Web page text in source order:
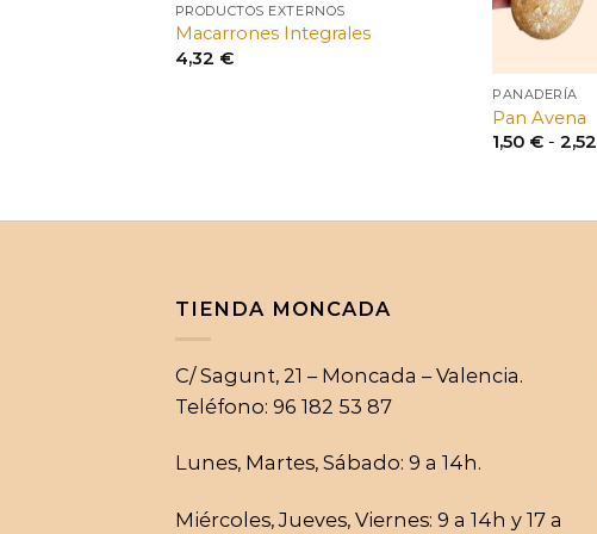
PRODUCTOS EXTERNOS
Macarrones Integrales
4,32 €
PANADERÍA
Pan Avena
1,50 € - 2,52
TIENDA MONCADA
C/ Sagunt, 21 – Moncada – Valencia.
Teléfono: 96 182 53 87
Lunes, Martes, Sábado: 9 a 14h.
Miércoles, Jueves, Viernes: 9 a 14h y 17 a